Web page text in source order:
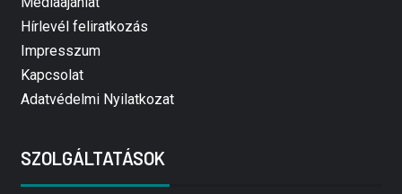
Hírlevél feliratkozás
Impresszum
Kapcsolat
Adatvédelmi Nyilatkozat
SZOLGÁLTATÁSOK